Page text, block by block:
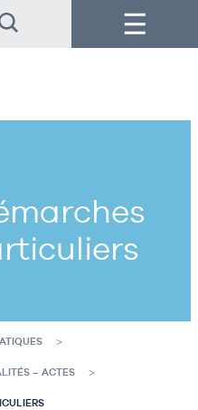
Menu
– ACTES